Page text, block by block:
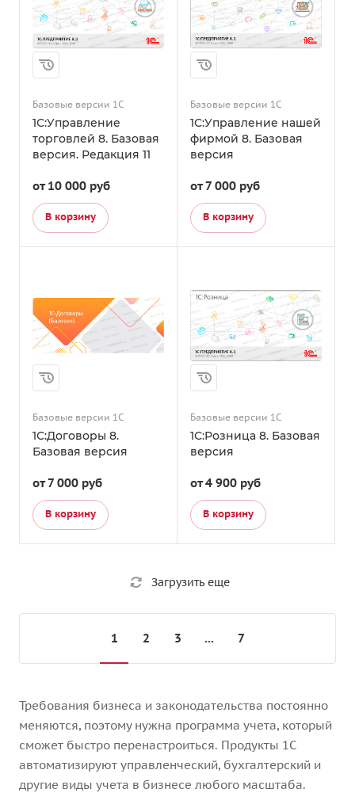
Базовые версии 1С
1С:Управление
торговлей 8. Базовая
версия. Редакция 11
от 10 000 руб
В корзину
Базовые версии 1С
1С:Управление нашей
фирмой 8. Базовая
версия
от 7 000 руб
В корзину
Базовые версии 1С
1С:Договоры 8.
Базовая версия
от 7 000 руб
В корзину
Базовые версии 1С
1С:Розница 8. Базовая
версия
от 4 900 руб
В корзину
Загрузить еще
1 2 3 ... 7
Требования бизнеса и законодательства постоянно
меняются, поэтому нужна программа учета, который
сможет быстро перенастроиться. Продукты 1С
автоматизируют управленческий, бухгалтерский и
другие виды учета в бизнесе любого масштаба.